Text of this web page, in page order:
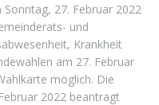
27. Februar 2022
und
Krankheit
am 27. Februar
möglich. Die
2022 beantragt